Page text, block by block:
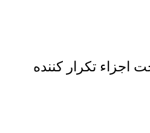
اجزاء تکرار کننده